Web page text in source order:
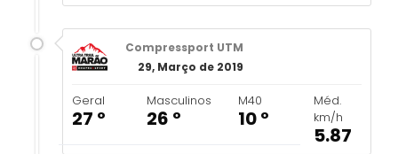
Compressport UTM
29, Março de 2019
Geral
27 º
Masculinos
26 º
M40
10 º
Méd.
km/h
5.87